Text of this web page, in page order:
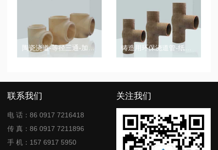
陶瓷浇道-等径三通-加厚浇道管 铸造用环保浇道管-纸质浇道管-等径三通
联系我们
电 话：86 0917 7216418
传 真：86 0917 7211896
手 机：157 6917 5950
关注我们